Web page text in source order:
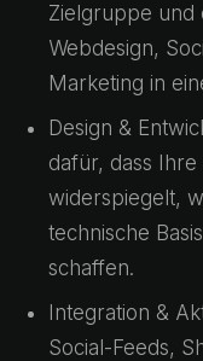
Zielgruppe und
Webdesign,
Marketing in
Design &
dafür, dass
widerspiegelt,
technische
schaffen.
Integration &
Social-Feeds,